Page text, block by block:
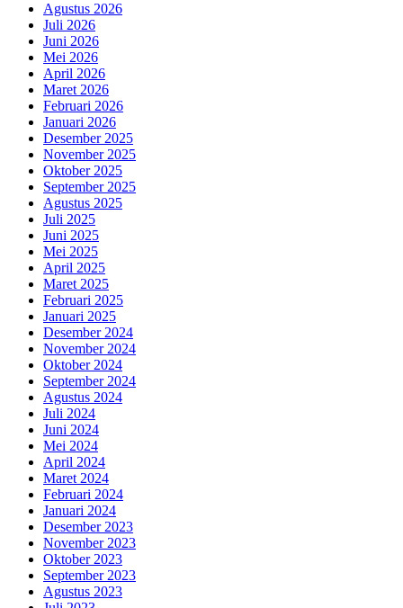
Agustus 2026
Juli 2026
Juni 2026
Mei 2026
April 2026
Maret 2026
Februari 2026
Januari 2026
Desember 2025
November 2025
Oktober 2025
September 2025
Agustus 2025
Juli 2025
Juni 2025
Mei 2025
April 2025
Maret 2025
Februari 2025
Januari 2025
Desember 2024
November 2024
Oktober 2024
September 2024
Agustus 2024
Juli 2024
Juni 2024
Mei 2024
April 2024
Maret 2024
Februari 2024
Januari 2024
Desember 2023
November 2023
Oktober 2023
September 2023
Agustus 2023